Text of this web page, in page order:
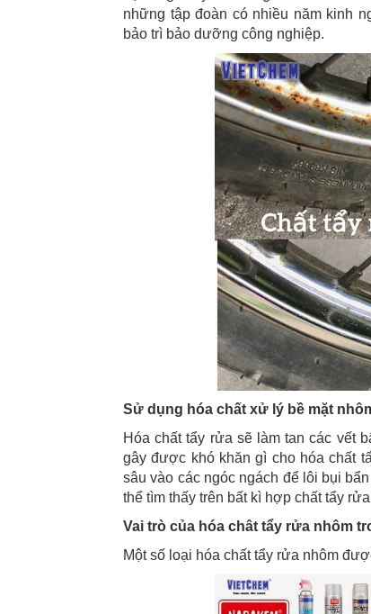
những tập đoàn có nhiều năm kinh
bảo trì bảo dưỡng công nghiệp.
Sử dụng hóa chất xử lý bề mặt
Hóa chất tẩy rửa sẽ làm tan các vết
gây được khó khăn gì cho hóa chất
sâu vào các ngóc ngách để lôi bụi
thể tìm thấy trên bất kì hợp chất tẩy
Vai trò của hóa chât tẩy rửa nhôm
Một số loại hóa chất tẩy rửa nhôm